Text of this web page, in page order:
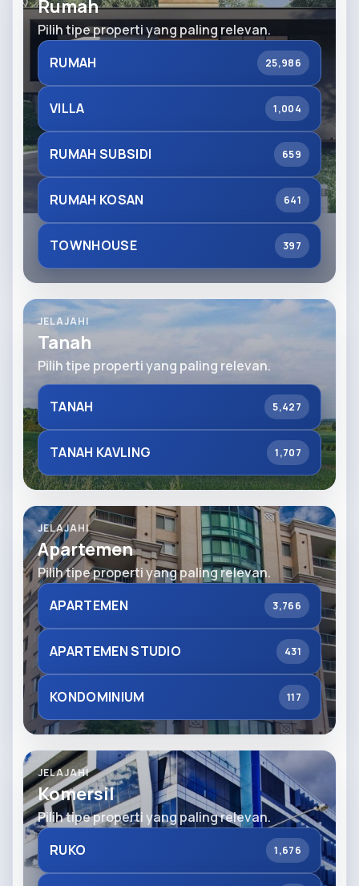
Rumah
Pilih tipe properti yang paling relevan.
RUMAH
25,986
VILLA 1,004
RUMAH SUBSIDI 659
RUMAH KOSAN 641
TOWNHOUSE 397
JELAJAHI
Tanah
Pilih tipe properti yang paling relevan.
TANAH 5,427
TANAH KAVLING 1,707
JELAJAHI
Apartemen
Pilih tipe properti yang paling relevan.
APARTEMEN
3,766
APARTEMEN STUDIO 431
KONDOMINIUM 117
JELAJAHI
Komersil
Pilih tipe properti yang paling relevan.
RUKO
1,676